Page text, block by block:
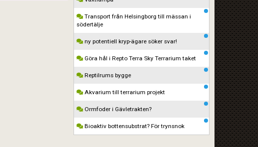
Transport från Helsingborg till mässan i
södertälje
ny potentiell kryp-ägare söker svar!
Göra hål i Repto Terra Sky Terrarium taket
Reptilrums bygge
Akvarium till terrarium projekt
Ormfoder i Gävletrakten?
Bioaktiv bottensubstrat? För trynsnok